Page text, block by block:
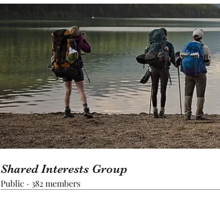
Shared Interests Group
Public · 382 members